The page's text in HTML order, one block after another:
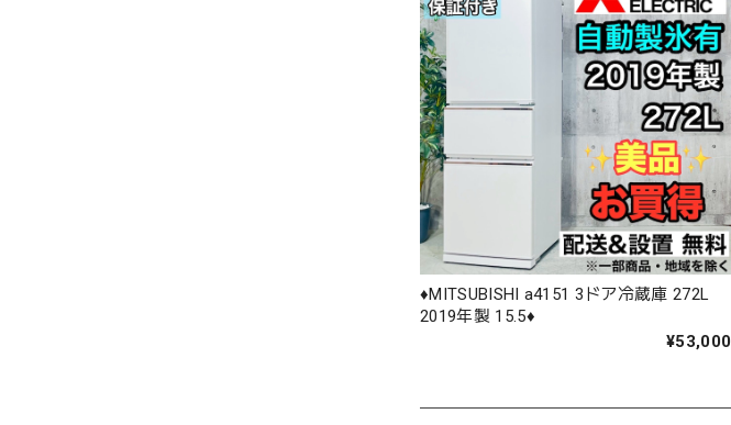
♦️MITSUBISHI a4151 3ドア冷蔵庫 272L
2019年製 15.5♦️
¥53,000